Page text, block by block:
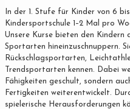
In der 1. Stufe für Kinder von 6
Kindersportschule 1–2 Mal pro
Unsere Kurse bieten den Kindern
Sportarten hineinzuschnuppern.
Rückschlagsportarten,
Trendsportarten kennen. Dabei
Fähigkeiten geschult, sondern
Fertigkeiten weiterentwickelt.
spielerische Herausforderungen